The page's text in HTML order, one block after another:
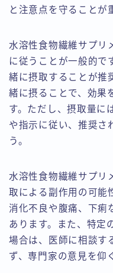
と注意点を守ることが
水溶性食物繊維サプリ
に従うことが一般的で
緒に摂取することが推
緒に摂ることで、効果
す。ただし、摂取量に
や指示に従い、推奨さ
う。
水溶性食物繊維サプリ
取による副作用の可能
消化不良や腹痛、下痢
あります。また、特定
場合は、医師に相談す
ず、専門家の意見を仰